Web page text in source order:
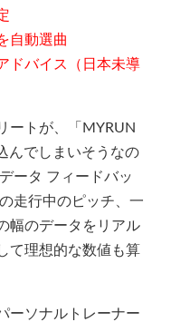
自動選曲
ドバイス（日本未導
ートが、「MYRUN
んでしまいそうなの
ータ フィードバッ
走行中のピッチ、一
幅のデータをリアル
て理想的な数値も算
ーソナルトレーナー